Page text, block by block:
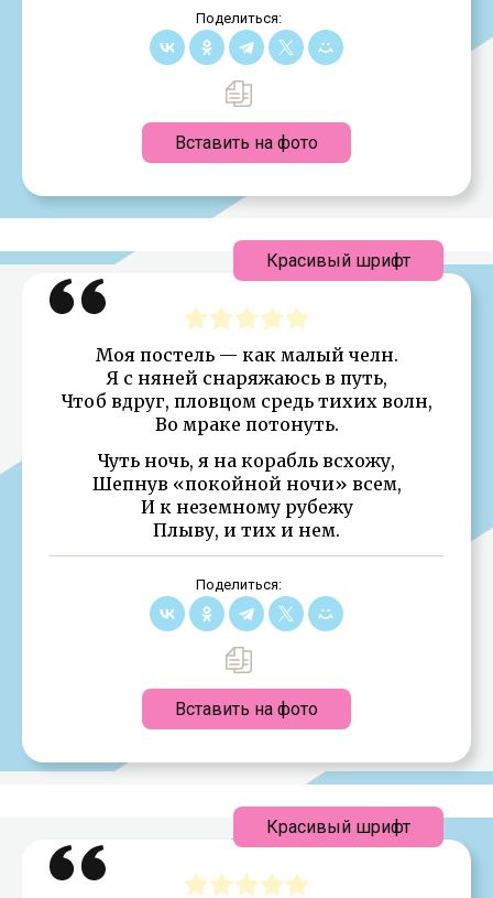
Поделиться:
Вставить на фото
Моя постель — как малый челн.
Я с няней снаряжаюсь в путь,
Чтоб вдруг, пловцом средь тихих волн,
Во мраке потонуть.
Чуть ночь, я на корабль всхожу,
Шепнув «покойной ночи» всем,
И к неземному рубежу
Плыву, и тих и нем.
Поделиться:
Вставить на фото
Красивый шрифт
Красивый шрифт